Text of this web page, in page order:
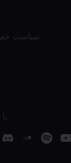
سیاست